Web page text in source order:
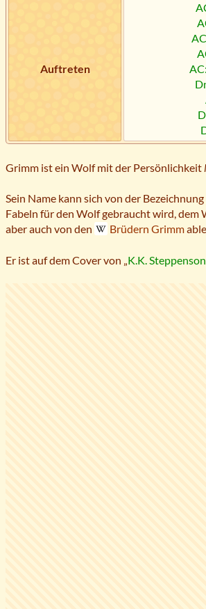
Auftreten
Grimm ist ein Wolf mit der Persönlichkeit
Sein Name kann sich von der Bezeichnung
Fabeln für den Wolf gebraucht wird, dem
aber auch von den
Brüdern Grimm
Er ist auf dem Cover von „ K.K.